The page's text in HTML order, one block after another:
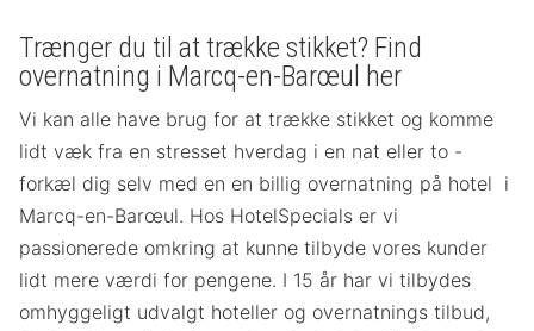
Trænger du til at trække stikket? Find
overnatning i Marcq-en-Barœul her
Vi kan alle have brug for at trække stikket og komme
lidt væk fra en stresset hverdag i en nat eller to -
forkæl dig selv med en en billig overnatning på hotel i
Marcq-en-Barœul. Hos HotelSpecials er vi
passionerede omkring at kunne tilbyde vores kunder
lidt mere værdi for pengene. I 15 år har vi tilbydes
omhyggeligt udvalgt hoteller og overnatnings tilbud,